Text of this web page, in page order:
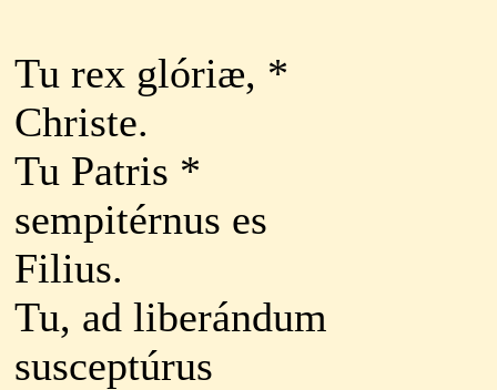
Tu rex glóriæ, *
Christe.
Tu Patris *
sempitérnus es
Filius.
Tu, ad liberándum
susceptúrus